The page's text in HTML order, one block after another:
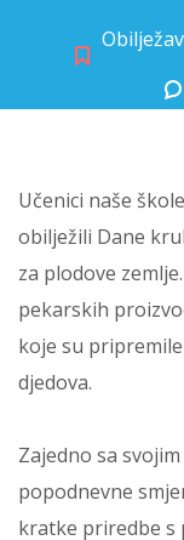
Učenici naše
obilježili Dane
za plodove
pekarskih
koje su
djedova.
Zajedno sa
popodnevne
kratke priredbe s